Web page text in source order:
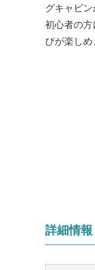
グキャビ
初心者の
びが楽しめ
詳細情報